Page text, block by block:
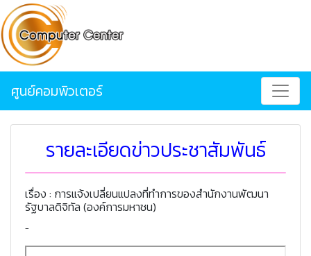
ศูนย์คอมพิวเตอร์
รายละเอียดข่าวประชาสัมพันธ์
เรื่อง : การแจ้งเปลี่ยนแปลงที่ทำการของสำนักงานพัฒนา
รัฐบาลดิจิทัล (องค์การมหาชน)
-